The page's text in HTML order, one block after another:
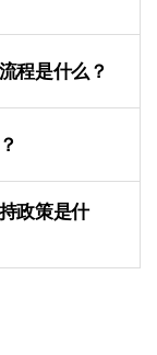
程是什么？
政策是什